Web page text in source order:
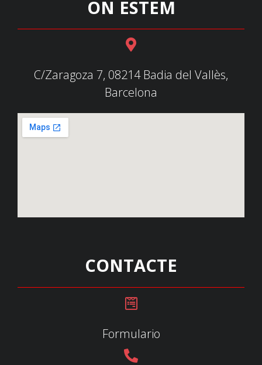
ON ESTEM
C/Zaragoza 7, 08214 Badia del Vallès,
Barcelona
CONTACTE
Formulario